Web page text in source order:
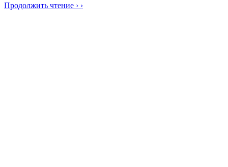
Продолжить чтение › ›